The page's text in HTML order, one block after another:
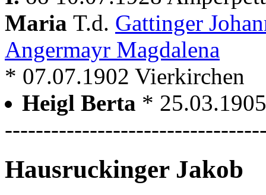
Maria T.d. Gattinger
Angermayr Magdalena
* 07.07.1902 Vierkirchen
Heigl Berta *
Hausruckinger Jakob